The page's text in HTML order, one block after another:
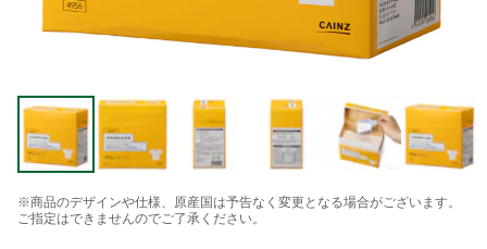
※商品のデザインや仕様、原産国は予告なく変更となる場合がございます。
ご指定はできませんのでご了承ください。